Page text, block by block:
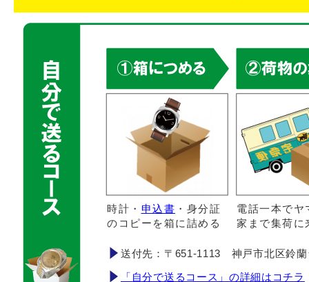
時計・ 申込書 ・身分証
のコピーを箱に詰める
電話一本でヤ
家まで集荷に
送付先：〒651-1113 神戸市北区鈴
「自分で送るコース」の詳細はコチラ